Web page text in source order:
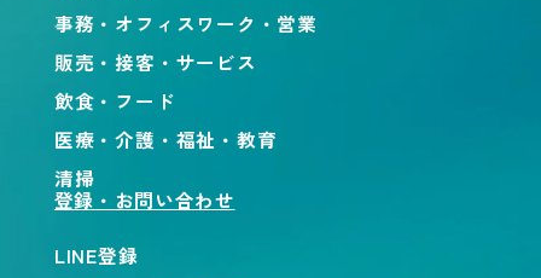
事務・オフィスワーク・営業
販売・接客・サービス
飲食・フード
医療・介護・福祉・教育
清掃
登録・お問い合わせ
LINE登録